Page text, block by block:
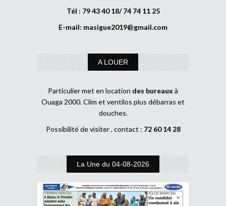
Tél : 79 43 40 18/ 74 74 11 25
E-mail: masigue2019@gmail.com
A LOUER
Particulier met en location des bureaux à
Ouaga 2000. Clim et ventilos plus débarras et
douches.
Possibilité de visiter , contact : 72 60 14 28
La Une du 04-08-2026